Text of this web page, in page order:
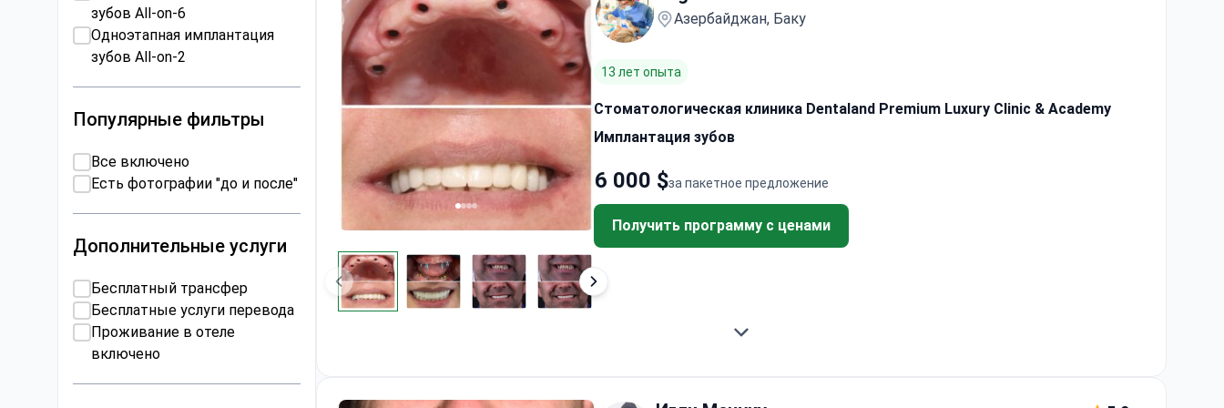
зубов All-on-6
Одноэтапная имплантация
зубов All-on-2
Популярные фильтры
Все включено
Есть фотографии "до и после"
Дополнительные услуги
Бесплатный трансфер
Бесплатные услуги перевода
Проживание в отеле
включено
Азербайджан, Баку
13 лет опыта
Стоматологическая клиника Dentaland Premium Luxury Clinic & Academy
Имплантация зубов
за пакетное предложение
6 000 $
Получить программу с ценами